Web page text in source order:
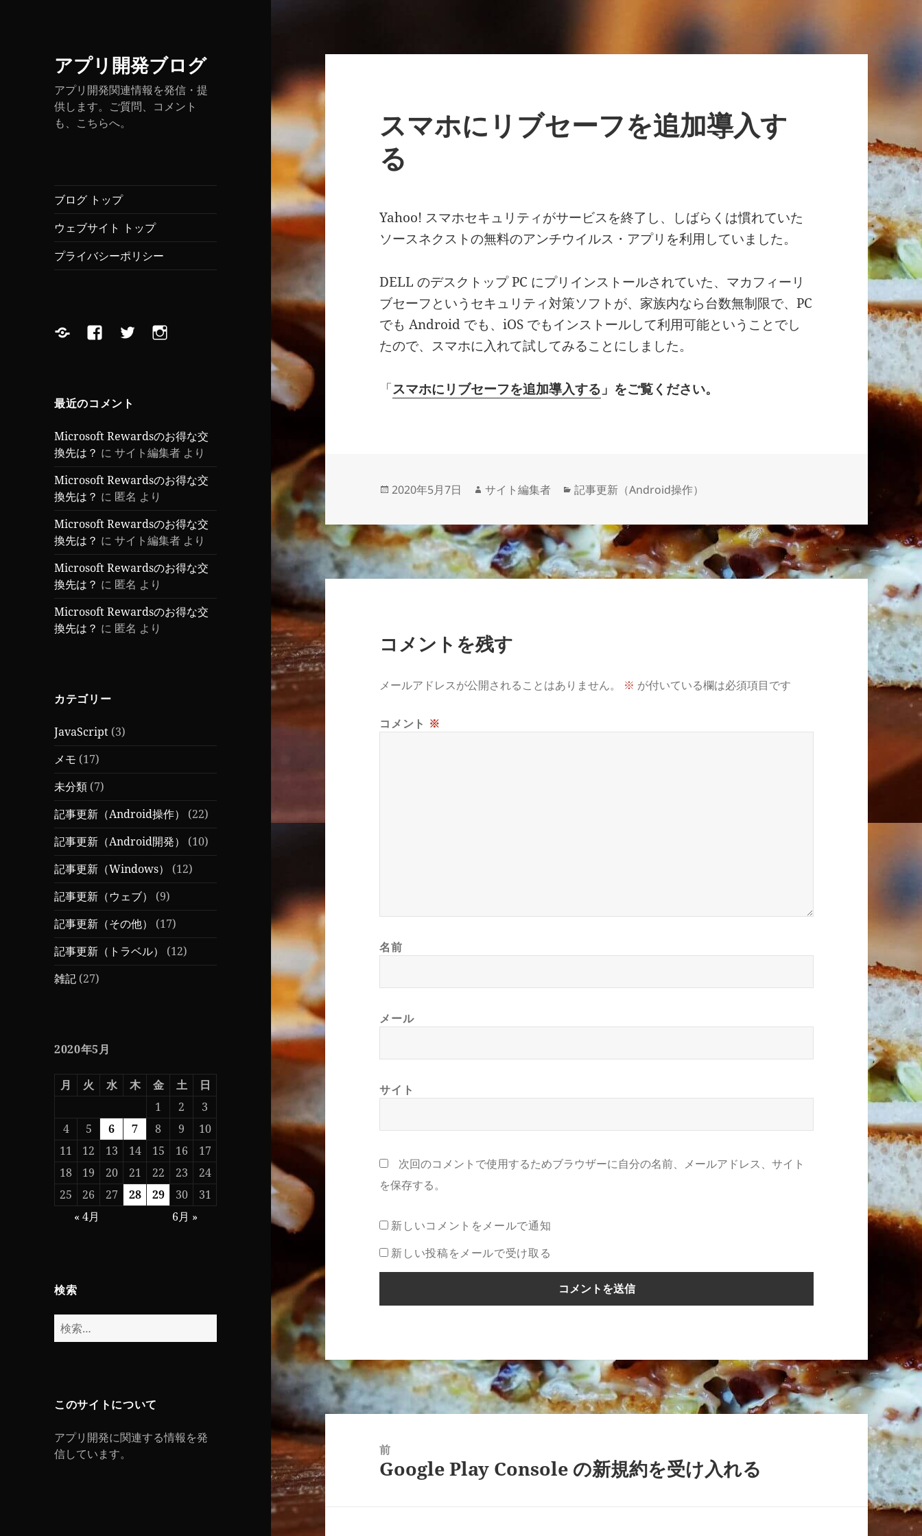
アプリ開発ブログ
アプリ開発関連情報を発信・提
供します。ご質問、コメント
も、こちらへ。
ブログ トップ
ウェブサイト トップ
プライバシーポリシー
Yelp FacebookTwitterInstagram
最近のコメント
Microsoft Rewardsのお得な交
換先は？ にサイト編集者 より
Microsoft Rewardsのお得な交
換先は？ に 匿名 より
Microsoft Rewardsのお得な交
換先は？ にサイト編集者 より
Microsoft Rewardsのお得な交
換先は？ に 匿名 より
Microsoft Rewardsのお得な交
換先は？ に 匿名 より
カテゴリー
JavaScript (3)
メモ (17)
未分類 (7)
記事更新（Android操作）
(22)
記事更新（Android開発）
(10)
記事更新（Windows）
(12)
記事更新（ウェブ）
(9)
記事更新（その他）
(17)
記事更新（トラベル）
(12)
雑記 (27)
2020年5月
月 火 水 木 金 土
日
1
2
3
4
5 6 7 8 9
10
11
12 13 14 15 16
17
18
19 20 21 22 23
24
25
26 27 28 29 30
31
« 4月
6月 »
検索
検
索:
このサイトについて
アプリ開発に関連する情報を発
信しています。
スマホにリブセーフを追加導入す
る
Yahoo! スマホセキュリティがサービスを終了し、しばらくは慣れていた
ソースネクストの無料のアンチウイルス・アプリを利用していました。
DELL のデスクトップ PC にプリインストールされていた、マカフィーリ
ブセーフというセキュリティ対策ソフトが、家族内なら台数無制限で、PC
でも Android でも、iOS でもインストールして利用可能ということでし
たので、スマホに入れて試してみることにしました。
「スマホにリブセーフを追加導入する 」をご覧ください。
投
日:
2020年5月7日
作
者
サイト編集者
カ
ゴ
リ
ー
記事更新（Android操作）
コメントを残す
メールアドレスが公開されることはありません。 ※ が付いている欄は必須項目です
コメント ※
名前
メール
サイト
次回のコメントで使用するためブラウザーに自分の名前、メールアドレス、サイト
を保存する。
新しいコメントをメールで通知
新しい投稿をメールで受け取る
投
稿
ナ
ビ
ー
前
前
Google Play Console の新規約を受け入れる